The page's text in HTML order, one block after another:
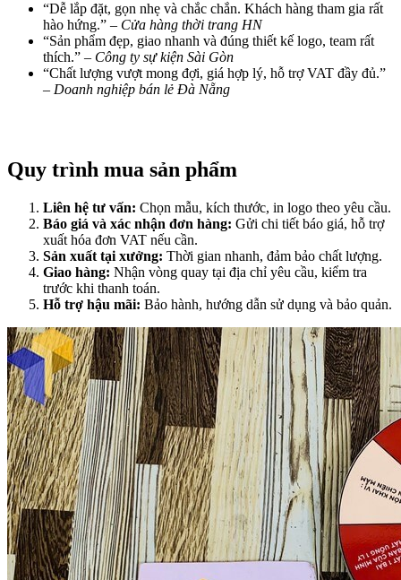
“Dễ lắp đặt, gọn nhẹ và chắc chắn. Khách hàng tham gia rất
hào hứng.” – Cửa hàng thời trang HN
“Sản phẩm đẹp, giao nhanh và đúng thiết kế logo, team rất
thích.” – Công ty sự kiện Sài Gòn
“Chất lượng vượt mong đợi, giá hợp lý, hỗ trợ VAT đầy đủ.”
– Doanh nghiệp bán lẻ Đà Nẵng
Quy trình mua sản phẩm
Liên hệ tư vấn: Chọn mẫu, kích thước, in logo theo yêu cầu.
Báo giá và xác nhận đơn hàng: Gửi chi tiết báo giá, hỗ trợ
xuất hóa đơn VAT nếu cần.
Sản xuất tại xưởng: Thời gian nhanh, đảm bảo chất lượng.
Giao hàng: Nhận vòng quay tại địa chỉ yêu cầu, kiểm tra
trước khi thanh toán.
Hỗ trợ hậu mãi: Bảo hành, hướng dẫn sử dụng và bảo quản.